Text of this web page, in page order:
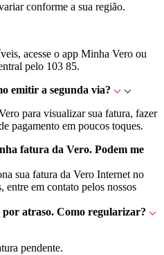
conforme a sua região.
acesse o app Minha Vero ou
pelo 103 85.
emitir a segunda via?
para visualizar sua fatura, fazer
pagamento em poucos toques.
fatura da Vero. Podem me
sua fatura da Vero Internet no
em contato pelos nossos
atraso. Como regularizar?
pendente.